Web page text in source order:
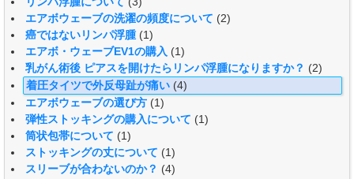
エアボウェーブの洗濯の頻度について (2)
癌ではないリンパ浮腫 (1)
エアボ・ウェーブEV1の購入 (1)
乳がん術後 ピアスを開けたらリンパ浮腫になりますか？ (2)
着圧タイツで外反母趾が痛い (4)
エアボウェーブの選び方 (1)
弾性ストッキングの購入について (1)
筒状包帯について (1)
ストッキングの丈について (1)
スリーブが合わないのか？ (4)